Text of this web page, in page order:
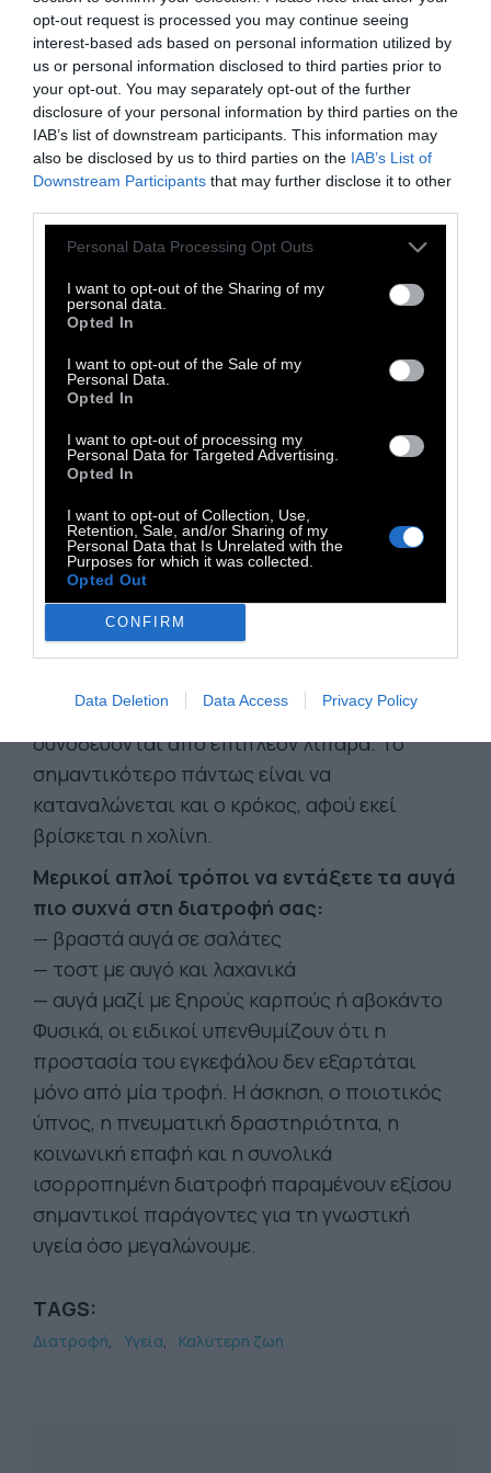
opt-out request is processed you may continue seeing
interest-based ads based on personal information utilized by
us or personal information disclosed to third parties prior to
your opt-out. You may separately opt-out of the further
disclosure of your personal information by third parties on the
IAB’s list of downstream participants. This information may
also be disclosed by us to third parties on the IAB’s List of
Downstream Participants that may further disclose it to other
Personal Data Processing Opt Outs
I want to opt-out of the Sharing of my
personal data.
Opted In
I want to opt-out of the Sale of my
Personal Data.
Opted In
I want to opt-out of processing my
Personal Data for Targeted Advertising.
Opted In
I want to opt-out of Collection, Use,
Retention, Sale, and/or Sharing of my
Personal Data that Is Unrelated with the
Purposes for which it was collected.
Opted Out
CONFIRM
Data Deletion Data Access Privacy Policy
Ο κρόκος του αυγού είναι από τις
πλουσιότερες φυσικές πηγές χολίνης. Ένα
μεγάλο αυγό περιέχει περίπου 169 mg,
ποσότητα αρκετά σημαντική αν αναλογιστεί
κανείς ότι οι ημερήσιες ανάγκες ενός ενήλικα
Παράλληλα, τα αυγά περιέχουν ωμέγα-3
συνδέονται με μείωση της φλεγμονής και
προστασία των εγκεφαλικών κυττάρων από
το οξειδωτικό στρες.
Και τελικά πώς είναι
καλύτερο να τα τρώμε;
Οι έρευνες δεν δείχνουν ότι υπάρχει ένας
συγκεκριμένος τρόπος μαγειρέματος που
προσφέρει περισσότερα οφέλη. Ωστόσο, τα
ισορροπημένη επιλογή, αφού δεν
συνοδεύονται από επιπλέον λιπαρά. Το
σημαντικότερο πάντως είναι να
καταναλώνεται και ο κρόκος, αφού εκεί
βρίσκεται η χολίνη.
Μερικοί απλοί τρόποι να εντάξετε τα αυγά
πιο συχνά στη διατροφή σας:
— βραστά αυγά σε σαλάτες
— τοστ με αυγό και λαχανικά
— αυγά μαζί με ξηρούς καρπούς ή αβοκάντο
Φυσικά, οι ειδικοί υπενθυμίζουν ότι η
προστασία του εγκεφάλου δεν εξαρτάται
μόνο από μία τροφή. Η άσκηση, ο ποιοτικός
ύπνος, η πνευματική δραστηριότητα, η
κοινωνική επαφή και η συνολικά
ισορροπημένη διατροφή παραμένουν εξίσου
σημαντικοί παράγοντες για τη γνωστική
υγεία όσο μεγαλώνουμε.
TAGS:
Διατροφή Υγεία Καλύτερη ζωή